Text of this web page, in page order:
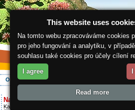
O regionu Aktivně
Najděte si:
Kategorie
ergis.cz >
This website uses
Na tomto webu zpracováváme cookies
pro jeho fungování a analytiku, v
souhlasu také cookies pro účely cílení
I agree
Read more